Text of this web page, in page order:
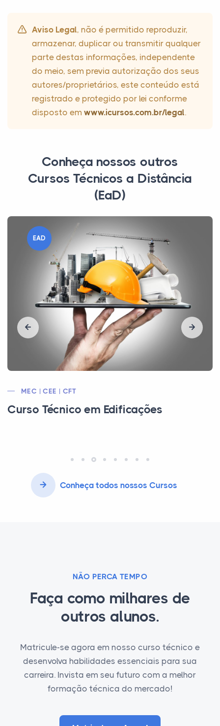
Aviso Legal, não é permitido reproduzir,
armazenar, duplicar ou transmitir qualquer
parte destas informações, independente
do meio, sem previa autorização dos seus
autores/proprietários, este conteúdo está
registrado e protegido por lei conforme
disposto em www.icursos.com.br/legal.
Conheça nossos outros
Cursos Técnicos a Distância
(EaD)
EAD
MEC | CEE | CRQ | CFT
Curso Técnico em Meio Ambiente
Conheça todos nossos Cursos
NÃO PERCA TEMPO
Faça como milhares de
outros alunos.
Matricule-se agora em nosso curso técnico e
desenvolva habilidades essenciais para sua
carreira. Invista em seu futuro com a melhor
formação técnica do mercado!